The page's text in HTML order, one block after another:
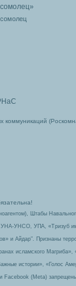
коммуникаций
Штабы
УНА-УНСО, УПА, «Тризуб
и Айдар″. Признаны
исламского
истории», «Голос
Facebook (Metа)